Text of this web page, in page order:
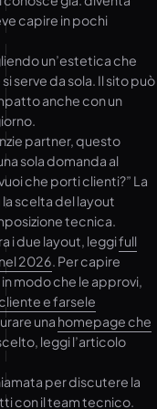
capire in pochi
un’estetica che
serve da sola. Il sito può
anche con un
partner, questo
sola domanda al
che porti clienti?” La
la scelta del layout
tecnica.
i due layout, leggifull
2026. Per capire
modo che le approvi,
e farsele
una homepage che
leggi l’articolo
per discutere la
con il team tecnico.